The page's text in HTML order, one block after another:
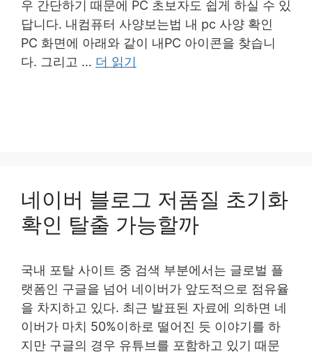
우 간단하기 때문에 PC 초보자도 쉽게 하실 수 있
답니다. 내컴퓨터 사양보는법 내 pc 사양 확인
PC 화면에 아래와 같이 내PC 아이콘을 찾습니
다. 그리고 … 더 읽기
네이버 블로그 저품질 초기화
확인 탈출 가능할까
국내 포탈 사이트 중 검색 부분에서는 글로벌 플
랫폼인 구글을 넘어 네이버가 앞도적으로 점유율
을 차지하고 있다. 최근 발표된 자료에 의하면 네
이버가 마치 50%이하로 떨어진 듯 이야기를 하
지만 구글의 경우 유튜브를 포함하고 있기 때문